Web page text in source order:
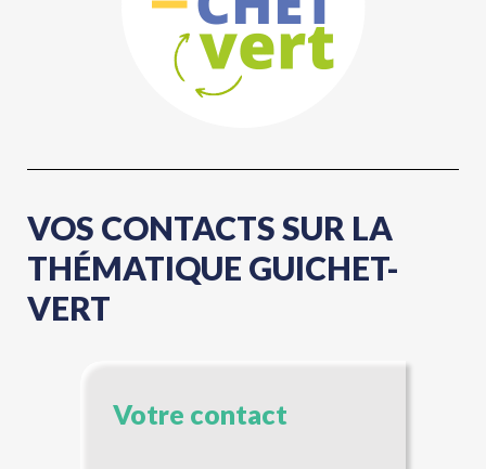
VOS CONTACTS SUR LA
THÉMATIQUE GUICHET-
VERT
Votre contact